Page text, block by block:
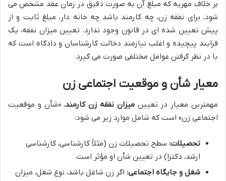
بر خلاف مهریه که مبلغ آن به صورت دقیق در زمان عقد مشخص می
شود، برای نفقه زن، چه کارمند باشد چه خانه دار، مبلغ ثابت و از
پیش تعیین شده ای در قانون وجود ندارد. تعیین میزان نفقه، یک
فرایند پیچیده و اغلب نیازمند دخالت کارشناسان و دادگاه است که
با در نظر گرفتن عوامل مختلفی صورت می گیرد.
معیار شأن و موقعیت اجتماعی زن
مهمترین معیار در تعیینمیزان نفقه زن کارمند، «شأن و موقعیت
اجتماعی زن» است که شامل موارد زیر می شود:
تحصیلات: سطح تحصیلات زن (مثلاً کارشناسی، کارشناسی
ارشد، دکترا) در تعیین شأن او مؤثر است.
شغل و جایگاه اجتماعی: اگر زن شاغل باشد، نوع شغل، میزان